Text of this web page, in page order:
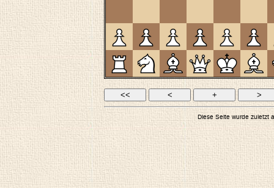
Diese Seite wurde zuletzt